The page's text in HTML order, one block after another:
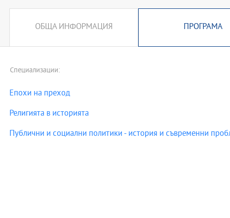
ОБЩА ИНФОРМАЦИЯ ПРОГРАМА
Специализации:
Епохи на преход
Религията в историята
Публични и социални политики - история и съвременни